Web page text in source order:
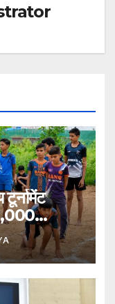
संपन्न हुआ